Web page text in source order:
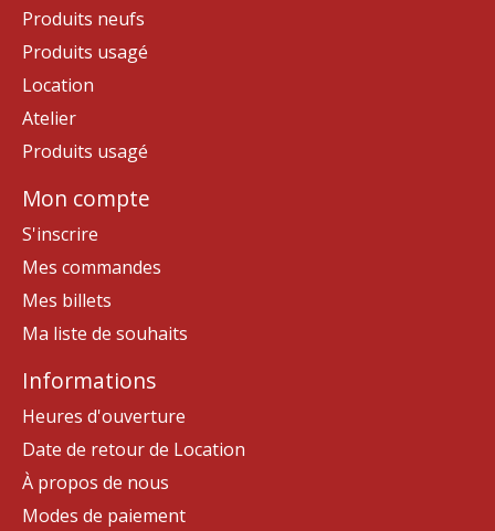
Produits neufs
Produits usagé
Location
Atelier
Produits usagé
Mon compte
S'inscrire
Mes commandes
Mes billets
Ma liste de souhaits
Informations
Heures d'ouverture
Date de retour de Location
À propos de nous
Modes de paiement